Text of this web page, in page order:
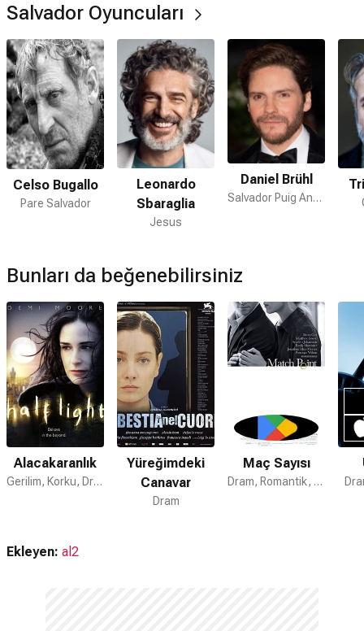
Salvador filmi İspanya'da çekilmiştir.
Kaç saat?
2 saat 17 dakika
IMDb puanı kaç?
7.2
Salvador filmi hangi tür?
Dram,Tarih
Netflix'te var mı?
Hayır. Film Netflix'te yayınlanmamaktadır.
Hayır. Film Amazon Prime'da yayınlanmamaktadır.
Müzikleri kime ait?
Salvador filmi müzikleriLluís Llachtarafından hazırlanmıştır.
Salvador devam filmi var mı?
Hayır. Salvador için devam filmi bulunmamaktadır.
Salvador Oyuncuları
Celso Bugallo
Pare Salvador
Leonardo
Sbaraglia
Jesus
Daniel Brühl
Salvador Puig Antich
Bunları da beğenebilirsiniz
Alacakaranlık
Gerilim, Korku, Dram
Yüreğimdeki
Canavar
Dram
Maç Sayısı
Dram, Romantik, Gerilim
Ekleyen: al2